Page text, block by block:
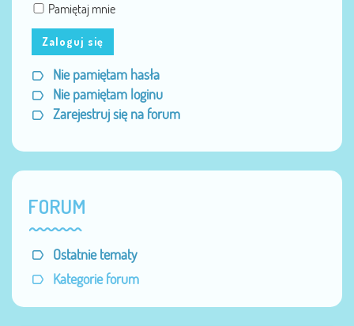
Pamiętaj mnie
Zaloguj się
Nie pamiętam hasła
Nie pamiętam loginu
Zarejestruj się na forum
FORUM
Ostatnie tematy
Kategorie forum